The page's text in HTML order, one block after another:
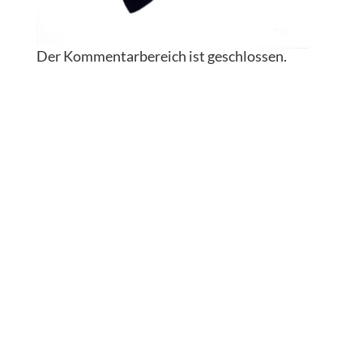
Der Kommentarbereich ist geschlossen.